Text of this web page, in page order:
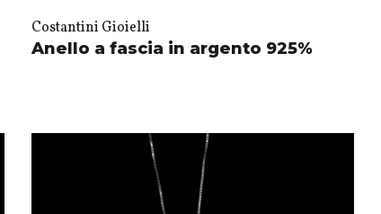
Costantini Gioielli
Anello a fascia in argento 925%